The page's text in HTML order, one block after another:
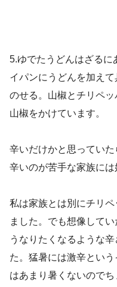
5.ゆでたうどんはざるに
イパンにうどんを加え
のせる。山椒とチリペ
山椒をかけています。
辛いだけかと思っていた
辛いのが苦手な家族には
私は家族とは別にチリ
ました。でも想像して
うなりたくなるような
た。猛暑には激辛とい
はあまり暑くないのでち